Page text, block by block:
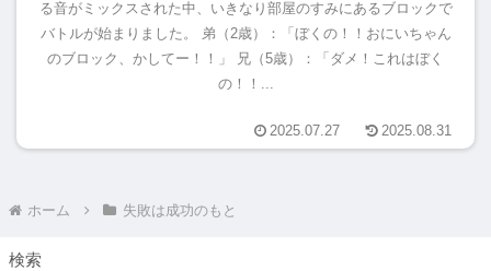
る音がミックスされた中、いきなり部屋のすみにあるブロックで
バトルが始まりました。 弟（2歳）：「ぼくの！！おにいちゃん
のブロック、かしてー！！」 兄（5歳）：「ダメ！これはぼく
の！！...
2025.07.27 2025.08.31
ホーム 失敗は成功のもと
検索